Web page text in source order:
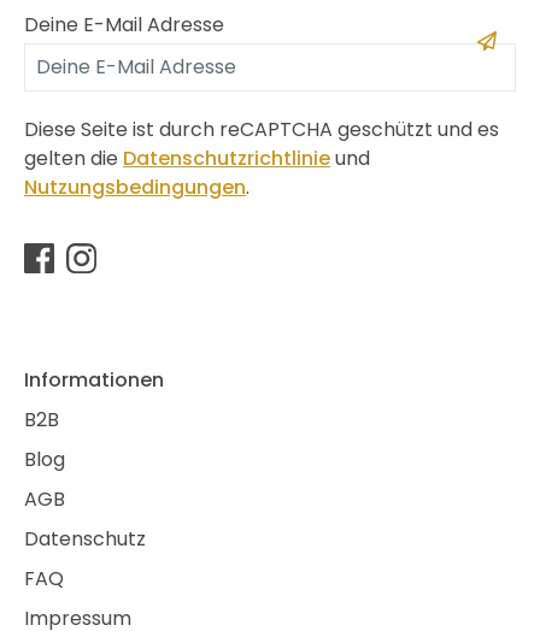
Deine E-Mail Adresse
Diese Seite ist durch reCAPTCHA geschützt und es
gelten die Datenschutzrichtlinieund
Nutzungsbedingungen.
Informationen
B2B
Blog
AGB
Datenschutz
FAQ
Impressum